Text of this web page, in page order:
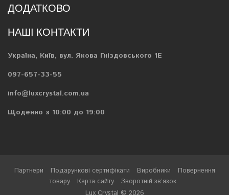
ДОДАТКОВО
НАШІ КОНТАКТИ
Україна, Київ, вул. Якова Гніздовського 1Е
097-657-33-55
info@luxcrystal.com.ua
Щоденно з 10:00 до 19:00
Партнери Подарункові сертифікати Виробники
Повернення
товару
Карта сайту
Зворотній зв’язок